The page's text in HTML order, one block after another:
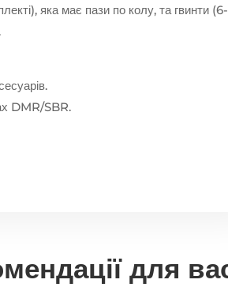
яка має пази по колу, та гвинти (6-
DMR/SBR.
для